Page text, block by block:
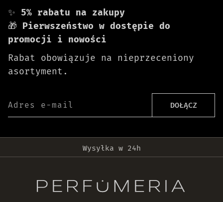
✨ 5% rabatu na zakupy
🎁 Pierwszeństwo w dostępie do
promocji i nowości
Rabat obowiązuje na nieprzeceniony
asortyment.
Adres e-mail DOŁĄCZ
Darmowa dostawa od 399 zł!
Oryginalne produkty